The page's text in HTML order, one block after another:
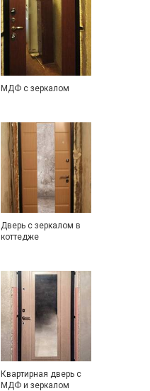
МДФ с зеркалом
Дверь с зеркалом в
коттедже
Квартирная дверь с
МДФ и зеркалом